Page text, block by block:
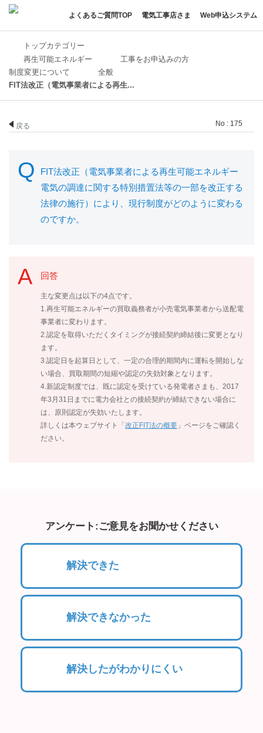
よくあるご質問TOP 電気工事店さま Web申込システム
トップカテゴリー
再生可能エネルギー
工事をお申込みの方
制度変更について
全般
FIT法改正（電気事業者による再生...
戻る No : 175
FIT法改正（電気事業者による再生可能エネルギー
電気の調達に関する特別措置法等の一部を改正する
法律の施行）により、現行制度がどのように変わる
のですか。
回答
主な変更点は以下の4点です。
1.再生可能エネルギーの買取義務者が小売電気事業者から送配電
事業者に変わります。
2.認定を取得いただくタイミングが接続契約締結後に変更となり
ます。
3.認定日を起算日として、一定の合理的期間内に運転を開始しな
い場合、買取期間の短縮や認定の失効対象となります。
4.新認定制度では、既に認定を受けている発電者さまも、2017
年3月31日までに電力会社との接続契約が締結できない場合に
は、原則認定が失効いたします。
詳しくは本ウェブサイト「改正FIT法の概要 」ページをご確認く
ださい。
アンケート:ご意見をお聞かせください
解決できた
解決できなかった
解決したがわかりにくい